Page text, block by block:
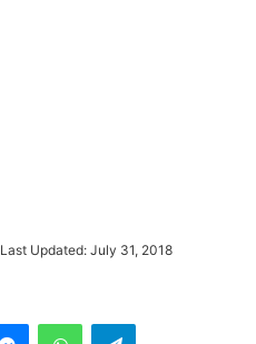
Last Updated: July 31, 2018